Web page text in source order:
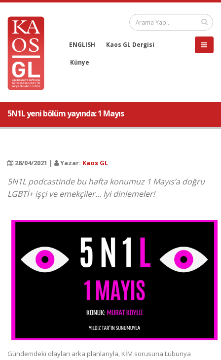
ENGLISH Kaos GL Dergisi
Künye
5N1L yeni bölüm yayında: 1 Mayıs
28/04/2021 | Yazar: Kaos GL
5N1L podcastinde bu hafta konumuz 1 Mayıs’a doğru
LGBTİ+ işçi ve emekçiler… İyi dinlemeler!
Gündemdeki olayları arka planlarıyla, KİM sorusuna Lubunya